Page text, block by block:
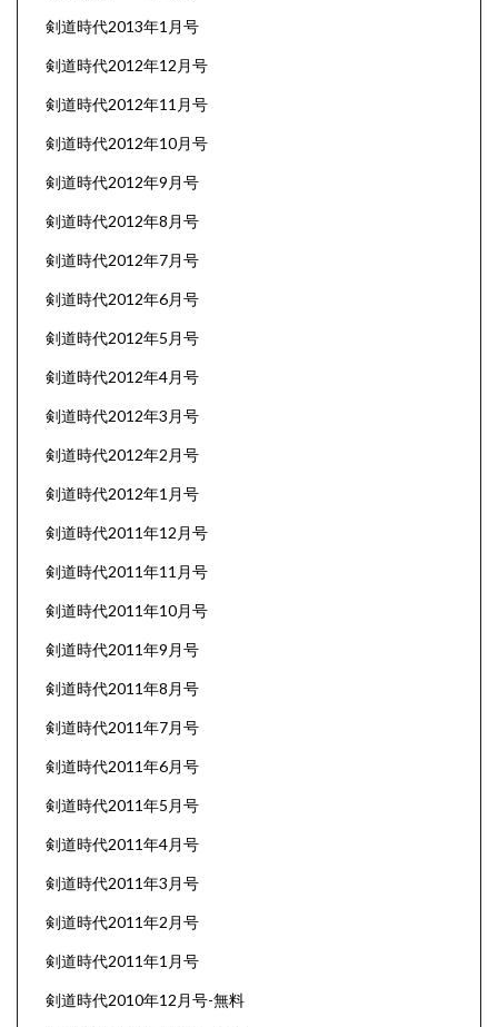
剣道時代2013年1月号
剣道時代2012年12月号
剣道時代2012年11月号
剣道時代2012年10月号
剣道時代2012年9月号
剣道時代2012年8月号
剣道時代2012年7月号
剣道時代2012年6月号
剣道時代2012年5月号
剣道時代2012年4月号
剣道時代2012年3月号
剣道時代2012年2月号
剣道時代2012年1月号
剣道時代2011年12月号
剣道時代2011年11月号
剣道時代2011年10月号
剣道時代2011年9月号
剣道時代2011年8月号
剣道時代2011年7月号
剣道時代2011年6月号
剣道時代2011年5月号
剣道時代2011年4月号
剣道時代2011年3月号
剣道時代2011年2月号
剣道時代2011年1月号
剣道時代2010年12月号-無料